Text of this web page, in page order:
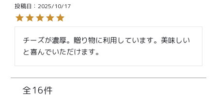
投稿日
2025/10/17
チーズが濃厚。贈り物に利用しています。美味しい
と喜んでいただけます。
16